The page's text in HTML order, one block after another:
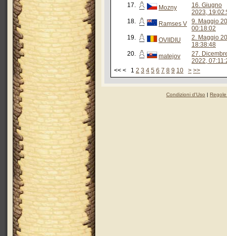
17.
Mozny
16. Giugno
2023,
18.
Ramses V
9. Maggio
00:18:02
19.
OVIIDIU
2. Maggio
18:38:48
20.
matejov
27.
2022,
<< < 1 2 3 4 5 6 7 8 9 10 > >>
Condizioni d'Uso |